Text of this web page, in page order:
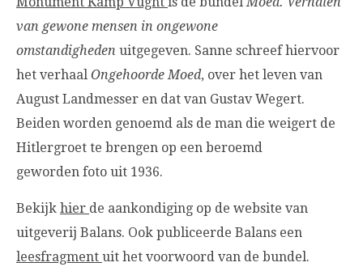
van gewone mensen in ongewone
omstandigheden uitgegeven. Sanne schreef hiervoor
het verhaal Ongehoorde Moed, over het leven van
August Landmesser en dat van Gustav Wegert.
Beiden worden genoemd als de man die weigert de
Hitlergroet te brengen op een beroemd
geworden foto uit 1936.
Bekijk hier de aankondiging op de website van
uitgeverij Balans. Ook publiceerde Balans een
leesfragment uit het voorwoord van de bundel.